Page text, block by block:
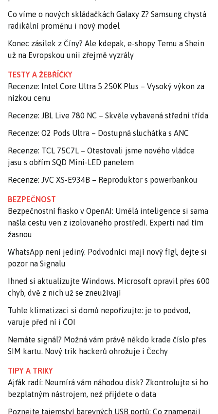
Co víme o nových skládačkách Galaxy Z? Samsung chystá
radikální proměnu i nový model
Konec zásilek z Číny? Ale kdepak, e-shopy Temu a Shein
už na Evropskou unii zřejmě vyzrály
TESTY A ŽEBŘÍČKY
Recenze: Intel Core Ultra 5 250K Plus – Vysoký výkon za
nízkou cenu
Recenze: JBL Live 780 NC – Skvěle vybavená střední třída
Recenze: O2 Pods Ultra – Dostupná sluchátka s ANC
Recenze: TCL 75C7L – Otestovali jsme nového vládce
jasu s obřím SQD Mini-LED panelem
Recenze: JVC XS-E934B – Reproduktor s powerbankou
BEZPEČNOST
Bezpečnostní fiasko v OpenAI: Umělá inteligence si sama
našla cestu ven z izolovaného prostředí. Experti nad tím
žasnou
WhatsApp není jediný. Podvodníci mají nový fígl, dejte si
pozor na Signalu
Ihned si aktualizujte Windows. Microsoft opravil přes 600
chyb, dvě z nich už se zneužívají
Tuhle klimatizaci si domů nepořizujte: je to podvod,
varuje před ní i ČOI
Nemáte signál? Možná vám právě někdo krade číslo přes
SIM kartu. Nový trik hackerů ohrožuje i Čechy
TIPY A TRIKY
Ajťák radí: Neumírá vám náhodou disk? Zkontrolujte si ho
bezplatným nástrojem, než přijdete o data
Poznejte tajemství barevných USB portů: Co znamenají